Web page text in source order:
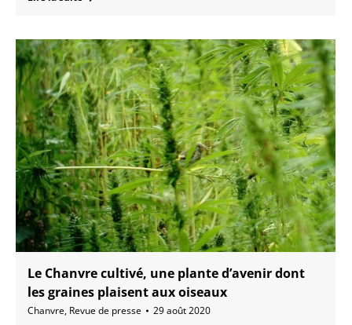
Le Chanvre cultivé, une plante d’avenir dont
les graines plaisent aux oiseaux
Chanvre, Revue de presse 29 août 2020